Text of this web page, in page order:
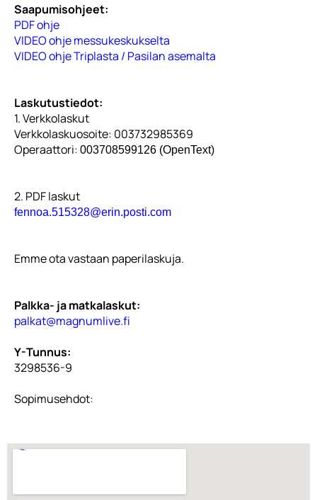
Saapumisohjeet:
PDF ohje
VIDEO ohje messukeskukselta
VIDEO ohje Triplasta / Pasilan asemalta
Laskutustiedot:
1. Verkkolaskut
Verkkolaskuosoite: 003732985369
Operaattori: 003708599126 (OpenText)
2. PDF laskut
fennoa.515328@erin.posti.com
Emme ota vastaan paperilaskuja.
Palkka- ja matkalaskut:
palkat@magnumlive.fi
Y-Tunnus:
3298536-9
Sopimusehdot: